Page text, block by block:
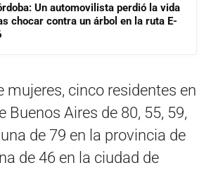
Un automovilista perdió la vida
chocar contra un árbol en la ruta E-
mujeres, cinco residentes en
Buenos Aires de 80, 55, 59,
de 79 en la provincia de
de 46 en la ciudad de